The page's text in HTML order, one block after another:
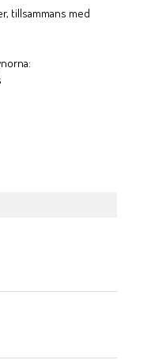
tillsammans med